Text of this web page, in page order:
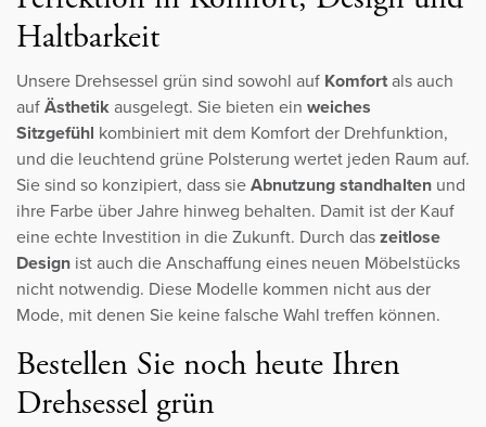
Haltbarkeit
Unsere Drehsessel grün sind sowohl auf Komfortals auch
aufÄsthetikausgelegt. Sie bieten ein weiches
Sitzgefühl kombiniert mit dem Komfort der Drehfunktion,
und die leuchtend grüne Polsterung wertet jeden Raum auf.
Sie sind so konzipiert, dass sieAbnutzung standhalten und
ihre Farbe über Jahre hinweg behalten. Damit ist der Kauf
eine echte Investition in die Zukunft. Durch daszeitlose
Design ist auch die Anschaffung eines neuen Möbelstücks
nicht notwendig. Diese Modelle kommen nicht aus der
Mode, mit denen Sie keine falsche Wahl treffen können.
Bestellen Sie noch heute Ihren
Drehsessel grün